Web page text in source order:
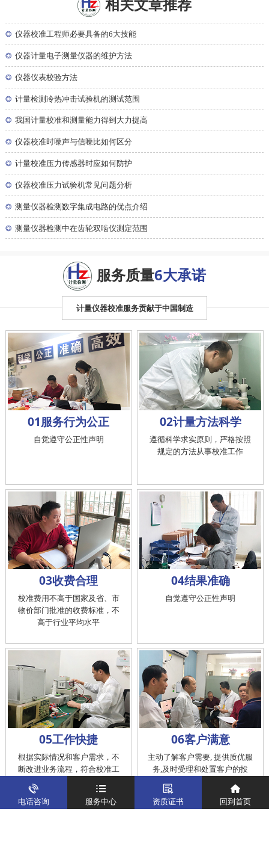
◎ 仪器校准工程师必要具备的6大技能
◎ 仪器计量电子测量仪器的维护方法
◎ 仪器仪表校验方法
◎ 计量检测冷热冲击试验机的测试范围
◎ 我国计量校准和测量能力得到大力提高
◎ 仪器校准时噪声与信噪比如何区分
◎ 计量校准压力传感器时应如何防护
◎ 仪器校准压力试验机常见问题分析
◎ 测量仪器检测数字集成电路的优点介绍
◎ 测量仪器检测中在齿轮双啮仪测定范围
服务质量6大承诺
计量仪器校准服务贡献于中国制造
01服务行为公正
自觉遵守公正性声明
02计量方法科学
遵循科学求实原则，严格按照
规定的方法从事校准工作
03收费合理
校准费用不高于国家及省、市
物价部门批准的收费标准，不
高于行业平均水平
04结果准确
自觉遵守公正性声明
05工作快捷
根据实际情况和客户需求，不
断改进业务流程，符合校准工
作在服务的时间标准内完成
06客户满意
主动了解客户需要, 提供质优服
务,及时受理和处置客户的投
诉，提供快捷、方便的后续服
电话咨询 服务中心 资质证书 回到首页